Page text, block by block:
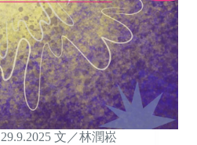
文／林潤崧